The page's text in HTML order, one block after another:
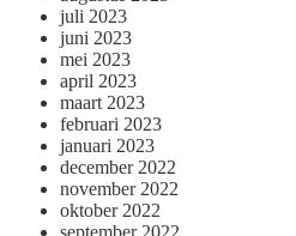
juli 2023
juni 2023
mei 2023
april 2023
maart 2023
februari 2023
januari 2023
december 2022
november 2022
oktober 2022
september 2022